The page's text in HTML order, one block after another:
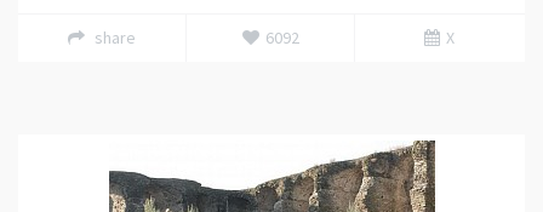
share 6092 X